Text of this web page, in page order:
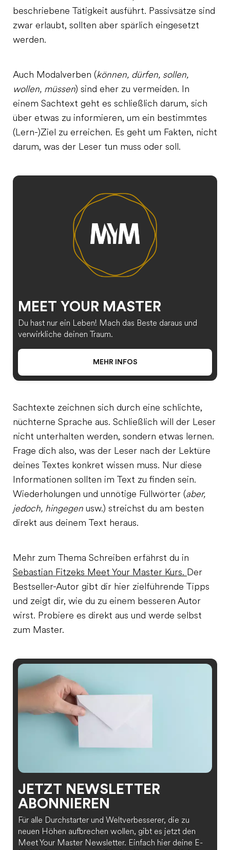
beschriebene Tätigkeit ausführt. Passivsätze sind
zwar erlaubt, sollten aber spärlich eingesetzt
werden.
Auch Modalverben (können, dürfen, sollen,
wollen, müssen) sind eher zu vermeiden. In
einem Sachtext geht es schließlich darum, sich
über etwas zu informieren, um ein bestimmtes
(Lern-)Ziel zu erreichen. Es geht um Fakten, nicht
darum, was der Leser tun muss oder soll.
MEET YOUR MASTER
Du hast nur ein Leben! Mach das Beste daraus und
verwirkliche deinen Traum.
MEHR INFOS
Sachtexte zeichnen sich durch eine schlichte,
nüchterne Sprache aus. Schließlich will der Leser
nicht unterhalten werden, sondern etwas lernen.
Frage dich also, was der Leser nach der Lektüre
deines Textes konkret wissen muss. Nur diese
Informationen sollten im Text zu finden sein.
Wiederholungen und unnötige Füllwörter (aber,
jedoch, hingegen usw.) streichst du am besten
direkt aus deinem Text heraus.
Mehr zum Thema Schreiben erfährst du in
Sebastian Fitzeks Meet Your Master Kurs. Der
Bestseller-Autor gibt dir hier zielführende Tipps
und zeigt dir, wie du zu einem besseren Autor
wirst. Probiere es direkt aus und werde selbst
zum Master.
JETZT NEWSLETTER
ABONNIEREN
Für alle Durchstarter und Weltverbesserer, die zu
neuen Höhen aufbrechen wollen, gibt es jetzt den
Meet Your Master Newsletter. Einfach hier deine E-